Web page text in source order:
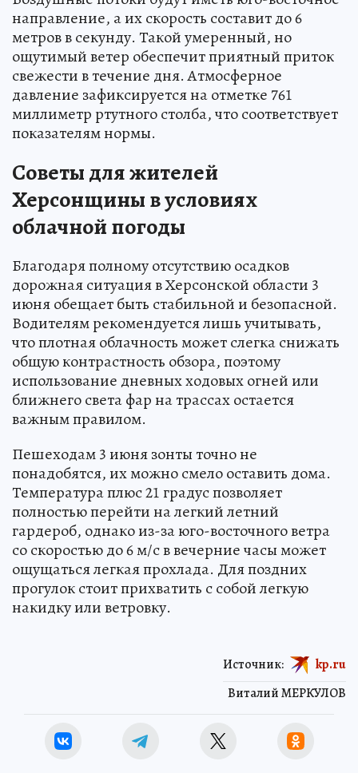
направление, а их скорость составит до 6
метров в секунду. Такой умеренный, но
ощутимый ветер обеспечит приятный приток
свежести в течение дня. Атмосферное
давление зафиксируется на отметке 761
миллиметр ртутного столба, что соответствует
показателям нормы.
Советы для жителей
Херсонщины в условиях
облачной погоды
Благодаря полному отсутствию осадков
дорожная ситуация в Херсонской области 3
июня обещает быть стабильной и безопасной.
Водителям рекомендуется лишь учитывать,
что плотная облачность может слегка снижать
общую контрастность обзора, поэтому
использование дневных ходовых огней или
ближнего света фар на трассах остается
важным правилом.
Пешеходам 3 июня зонты точно не
понадобятся, их можно смело оставить дома.
Температура плюс 21 градус позволяет
полностью перейти на легкий летний
гардероб, однако из-за юго-восточного ветра
со скоростью до 6 м/с в вечерние часы может
ощущаться легкая прохлада. Для поздних
прогулок стоит прихватить с собой легкую
накидку или ветровку.
Виталий МЕРКУЛОВ
Источник: kp.ru